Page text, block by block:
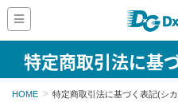
特定商取引法に基
HOME 特定商取引法に基づく表記(シ